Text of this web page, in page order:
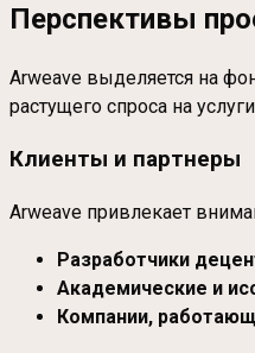
Перспективы
Arweave выделяется на
растущего спроса на
Клиенты и партнеры
Arweave привлекает
Разработчики
Академические и
Компании,